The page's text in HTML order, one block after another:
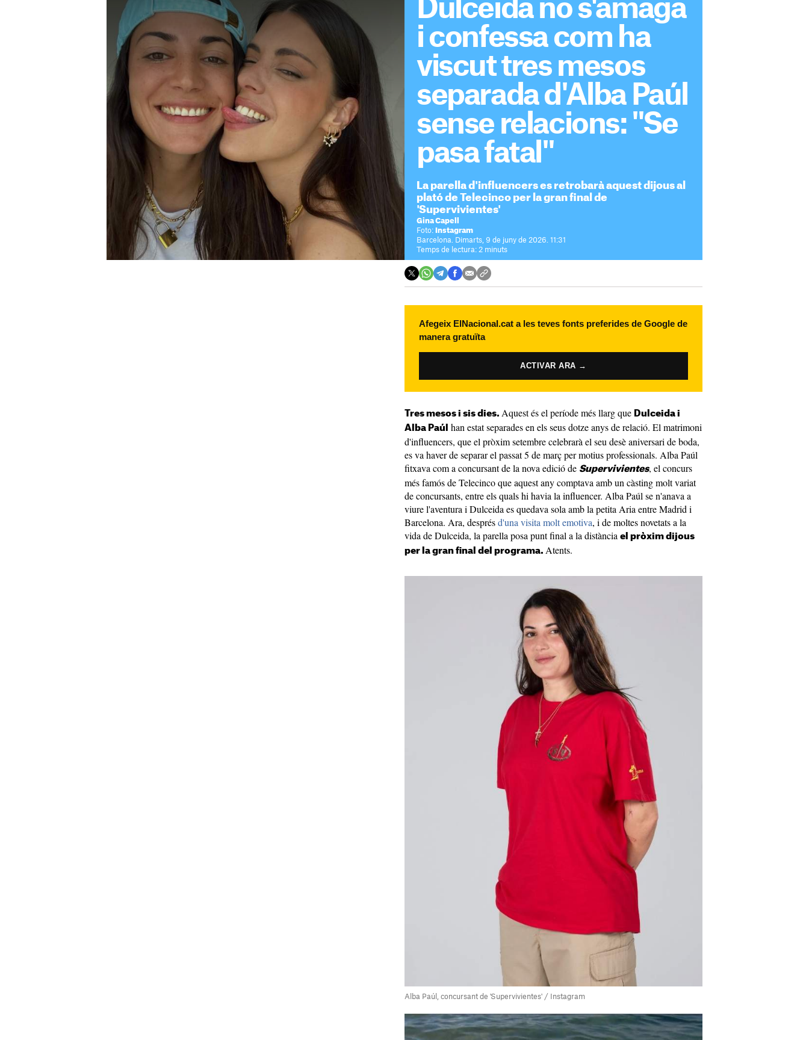
Dulceida no s'amaga
i confessa com ha
viscut tres mesos
separada d'Alba Paúl
sense relacions: "Se
pasa fatal"
La parella d'influencers es retrobarà aquest dijous al
plató de Telecinco per la gran final de
'Supervivientes'
Gina Capell
Foto: Instagram
Barcelona. Dimarts, 9 de juny de 2026. 11:31
Temps de lectura: 2 minuts
Afegeix ElNacional.cat a les teves fonts preferides de Google de
manera gratuïta
ACTIVAR ARA →
Tres mesos i sis dies. Aquest és el període més llarg que Dulceida i
Alba Paúl
han estat separades en els seus dotze anys de relació. El matrimoni
d'influencers, que el pròxim setembre celebrarà el seu desè aniversari de boda,
es va haver de separar el passat 5 de març per motius professionals. Alba Paúl
fitxava com a concursant de la nova edició de Supervivientes, el concurs
més famós de Telecinco que aquest any comptava amb un càsting molt variat
de concursants, entre els quals hi havia la influencer. Alba Paúl se n'anava a
viure l'aventura i Dulceida es quedava sola amb la petita Aria entre Madrid i
Barcelona. Ara, desprésd'una visita molt emotiva, i de moltes novetats a la
vida de Dulceida, la parella posa punt final a la distància el pròxim dijous
per la gran final del programa. Atents.
Alba Paúl, concursant de 'Supervivientes' / Instagram